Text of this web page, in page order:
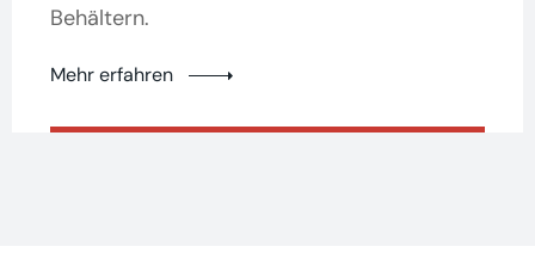
Behältern.
Mehr erfahren